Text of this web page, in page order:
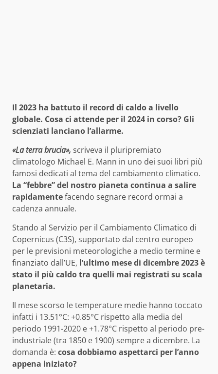
Il 2023 ha battuto il record di caldo a livello
globale. Cosa ci attende per il 2024 in corso? Gli
scienziati lanciano l’allarme.
«La terra brucia», scriveva il pluripremiato
climatologo Michael E. Mann in uno dei suoi libri più
famosi dedicati al tema del cambiamento climatico.
La “febbre” del nostro pianeta continua a salire
rapidamentefacendo segnare record ormai a
cadenza annuale.
Stando al Servizio per il Cambiamento Climatico di
Copernicus (C3S), supportato dal centro europeo
per le previsioni meteorologiche a medio termine e
finanziato dall’UE, l’ultimo mese di dicembre 2023 è
stato il più caldo tra quelli mai registrati su scala
planetaria.
Il mese scorso le temperature medie hanno toccato
infatti i 13.51°C: +0.85°C rispetto alla media del
periodo 1991-2020 e +1.78°C rispetto al periodo pre-
industriale (tra 1850 e 1900) sempre a dicembre. La
domanda è: cosa dobbiamo aspettarci per l’anno
appena iniziato?